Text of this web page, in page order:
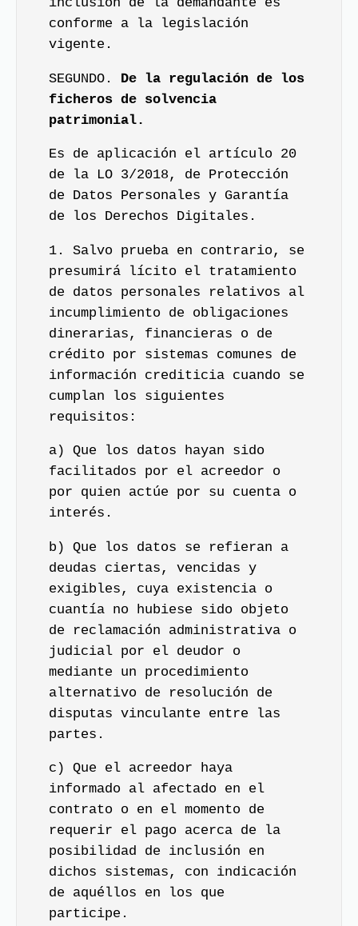
conforme a la legislación
vigente.
SEGUNDO. De la regulación de los
ficheros de solvencia
patrimonial.
Es de aplicación el artículo 20
de la LO 3/2018, de Protección
de Datos Personales y Garantía
de los Derechos Digitales.
1. Salvo prueba en contrario, se
presumirá lícito el tratamiento
de datos personales relativos al
incumplimiento de obligaciones
dinerarias, financieras o de
crédito por sistemas comunes de
información crediticia cuando se
cumplan los siguientes
requisitos:
a) Que los datos hayan sido
facilitados por el acreedor o
por quien actúe por su cuenta o
interés.
b) Que los datos se refieran a
deudas ciertas, vencidas y
exigibles, cuya existencia o
cuantía no hubiese sido objeto
de reclamación administrativa o
judicial por el deudor o
mediante un procedimiento
alternativo de resolución de
disputas vinculante entre las
partes.
c) Que el acreedor haya
informado al afectado en el
contrato o en el momento de
requerir el pago acerca de la
posibilidad de inclusión en
dichos sistemas, con indicación
de aquéllos en los que
participe.